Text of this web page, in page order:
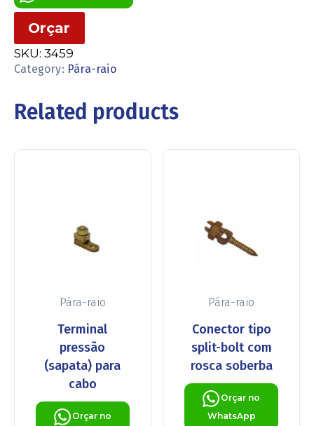
Orçar
SKU: 3459
Category: Pára-raio
Related products
Pára-raio
Terminal
pressão
(sapata) para
cabo
Orçar no
Pára-raio
Conector tipo
split-bolt com
rosca soberba
Orçar no
WhatsApp